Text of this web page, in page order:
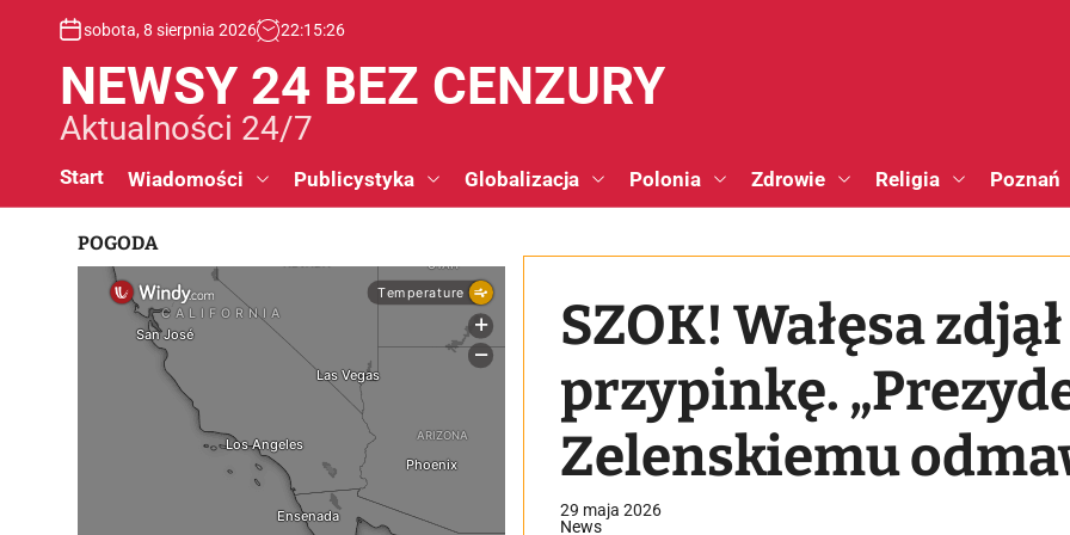
sobota, 8 sierpnia 2026 22:15:27
NEWSY 24 BEZ CENZURY
Aktualności 24/7
Start Wiadomości Publicystyka Globalizacja Polonia Zdrowie Religia Poznań
SZOK! Wałęsa
przypinkę.
Zelenskiemu
29 maja 2026
News
POGODA